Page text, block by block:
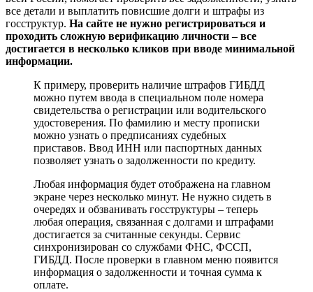
все детали и выплатить повисшие долги и штрафы из
госструктур. На сайте не нужно регистрироваться и
проходить сложную верификацию личности – все
достигается в несколько кликов при вводе минимальной
информации.
К примеру, проверить наличие штрафов ГИБДД
можно путем ввода в специальном поле номера
свидетельства о регистрации или водительского
удостоверения. По фамилию и месту прописки
можно узнать о предписаниях судебных
приставов. Ввод ИНН или паспортных данных
позволяет узнать о задолженности по кредиту.
Любая информация будет отображена на главном
экране через несколько минут. Не нужно сидеть в
очередях и обзванивать госструктуры – теперь
любая операция, связанная с долгами и штрафами
достигается за считанные секунды. Сервис
синхронизирован со службами ФНС, ФССП,
ГИБДД. После проверки в главном меню появится
информация о задолженности и точная сумма к
оплате.